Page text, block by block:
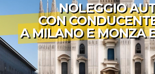
NOLEGGIO
CON
A MILANO E MONZA